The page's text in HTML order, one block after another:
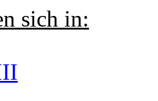
sich in: